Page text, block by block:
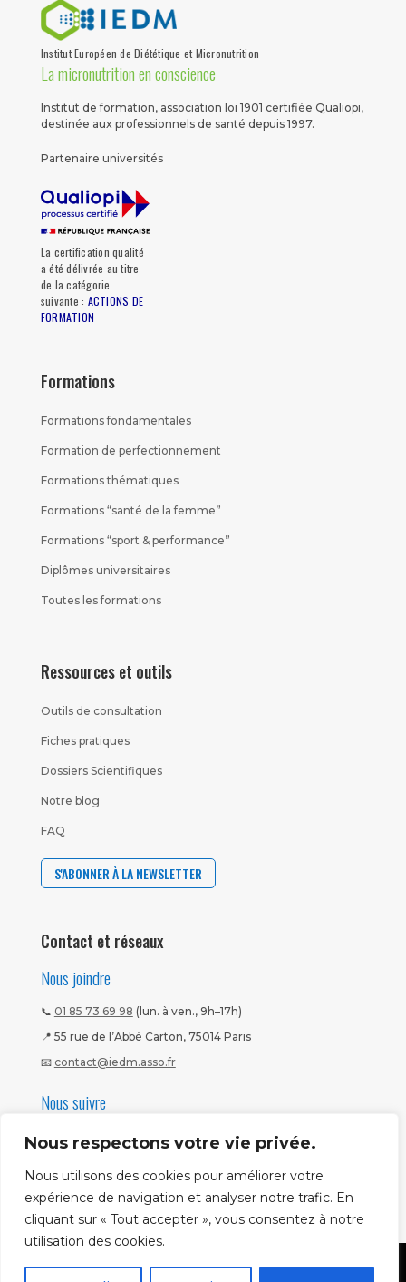
Nous respectons votre vie privée.
Nous utilisons des cookies pour améliorer votre
expérience de navigation et analyser notre trafic. En
cliquant sur « Tout accepter », vous consentez à notre
utilisation des cookies.
Institut Européen de Diététique et Micronutrition
La micronutrition en conscience
Institut de formation, association loi 1901 certifiée Qualiopi,
destinée aux professionnels de santé depuis 1997.
Partenaire universités
La certification qualité
a été délivrée au titre
de la catégorie
suivante : ACTIONS DE
FORMATION
Formations
Formations fondamentales
Formation de perfectionnement
Formations thématiques
Formations “santé de la femme”
Formations “sport & performance”
Diplômes universitaires
Toutes les formations
Ressources et outils
Outils de consultation
Fiches pratiques
Dossiers Scientifiques
Notre blog
FAQ
S'ABONNER À LA NEWSLETTER
Contact et réseaux
Nous joindre
📞 01 85 73 69 98 (lun. à ven., 9h–17h)
📍 55 rue de l’Abbé Carton, 75014 Paris
📧 contact@iedm.asso.fr
Nous suivre